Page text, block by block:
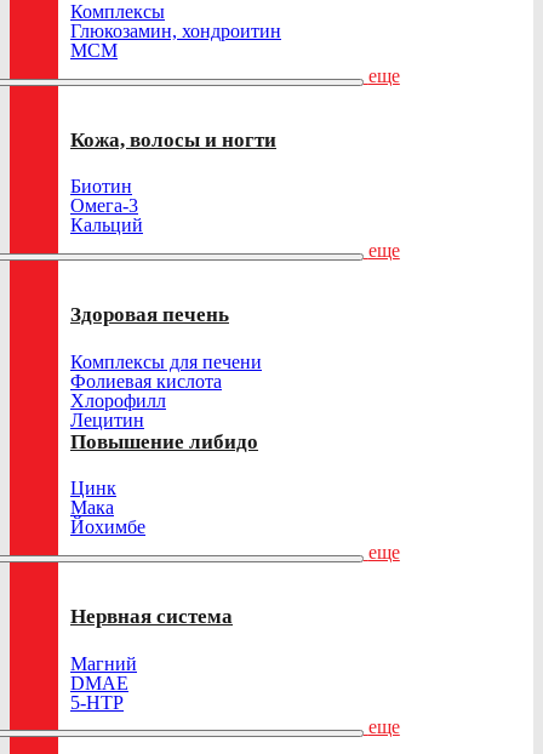
Комплексы
Глюкозамин, хондроитин
МСМ
еще
Кожа, волосы и ногти
Биотин
Омега-3
Кальций
еще
Здоровая печень
Комплексы для печени
Фолиевая кислота
Хлорофилл
Лецитин
Повышение либидо
Цинк
Мака
Йохимбе
еще
Нервная система
Магний
DMAE
5-HTP
еще